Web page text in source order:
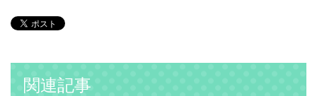
関連記事